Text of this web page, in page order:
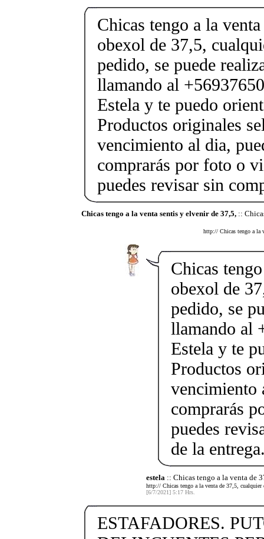
Chicas tengo a la
obexol de 37,5,
pedido, se puede
llamando al
Estela y te puedo
Productos originales
vencimiento al dia,
comprarás por foto o
puedes revisar sin
Chicas tengo a la venta sentis y elvenir de 37,5,::
http:// Chicas tengo a la
Chicas
obexol de
pedido, se
llamando al
Estela y te
Productos
vencimiento
comprarás
puedes
de la
estela :: Chicas tengo a la venta de
http:// Chicas tengo a la venta de 37,5,
[6/7/2021] 5:17 Hrs.
ESTAFADORES.